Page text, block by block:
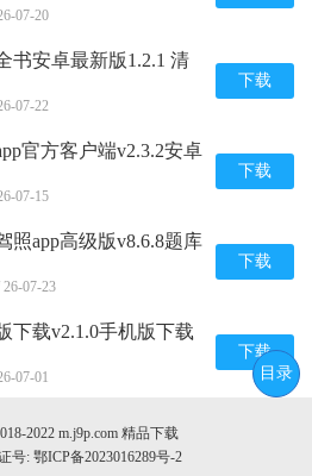
07-20
书安卓最新版1.2.1 清
07-22
下载
官方客户端v2.3.2安卓
07-15
下载
照app高级版v8.6.8题库
07-23
下载
下载v2.1.0手机版下载
07-01
下载
2022 m.j9p.com 精品下载
号: 鄂ICP备2023016289号-2
目录